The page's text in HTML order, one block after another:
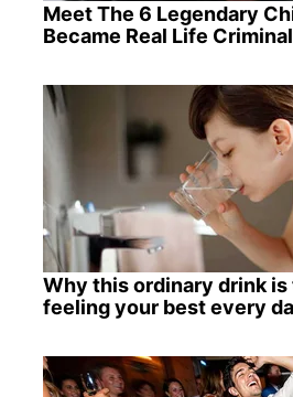
Meet The 6 Legendary
Became Real Life
Why this ordinary drink
feeling your best every